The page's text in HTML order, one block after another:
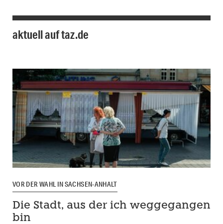
aktuell auf taz.de
VOR DER WAHL IN SACHSEN-ANHALT
Die Stadt, aus der ich weggegangen
bin